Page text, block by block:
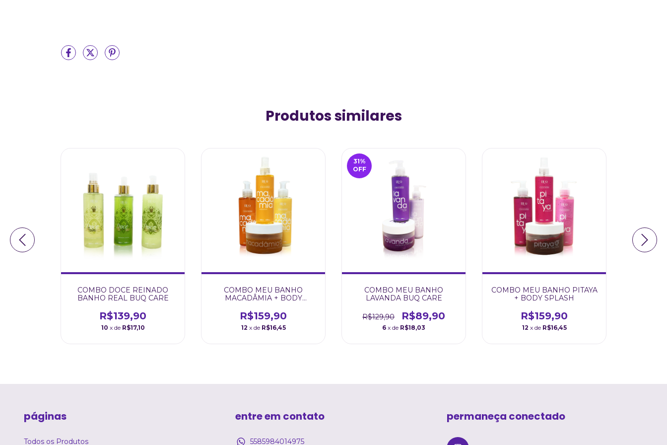
Produtos similares
COMBO DOCE REINADO
BANHO REAL BUQ CARE
R$139,90
10 x de R$17,10
COMBO MEU BANHO
MACADÂMIA + BODY
R$159,90
12 x de R$16,45
31%
OFF
COMBO MEU BANHO
LAVANDA BUQ CARE
R$129,90 R$89,90
6 x de R$18,03
COMBO MEU BANHO PITAYA
+ BODY SPLASH
R$159,90
12 x de R$16,45
páginas
Todos os Produtos
entre em contato
5585984014975
permaneça conectado